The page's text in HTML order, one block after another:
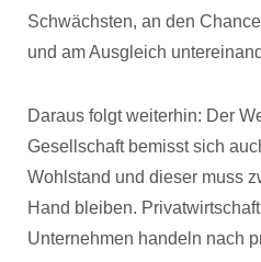
Schwächsten, an den
und am Ausgleich
Daraus folgt weiterhin: Der
Gesellschaft bemisst sich
Wohlstand und dieser muss
Hand bleiben.
Unternehmen handeln nach